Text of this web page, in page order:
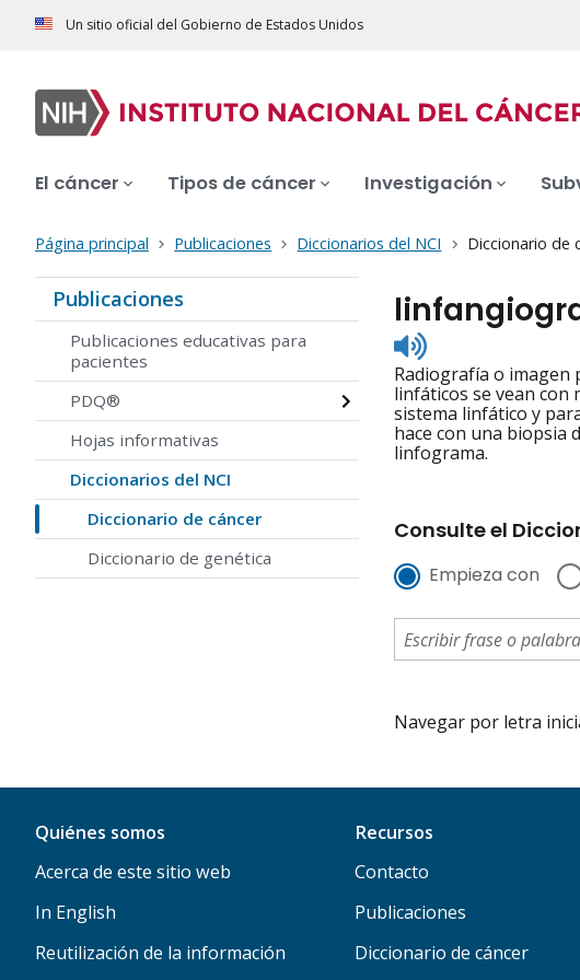
Un sitio oficial del Gobierno de Estados Unidos
El cáncer Tipos de cáncer Investigación
Página principal Publicaciones Diccionarios del NCI Diccionario de
Publicaciones
Publicaciones educativas para
pacientes
PDQ®
Hojas informativas
Diccionarios del NCI
Diccionario de cáncer
Diccionario de genética
Listen
to
pronunciation
Radiografía o imagen
linfáticos se vean con
sistema linfático y
hace con una biopsia
linfograma.
Consulte el
Empieza con
Navegar por letra
Quiénes somos
Acerca de este sitio web
In English
Reutilización de la información
Recursos
Contacto
Publicaciones
Diccionario de cáncer